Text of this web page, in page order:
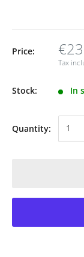
Price:
Tax
Stock: In
Quantity: